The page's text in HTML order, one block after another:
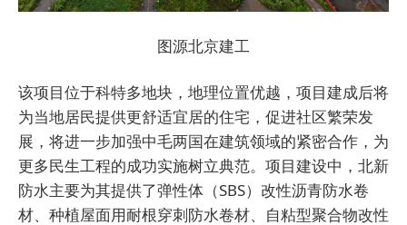
图源北京建工
该项目位于科特多地块，地理位置优越，项目建成后将
为当地居民提供更舒适宜居的住宅，促进社区繁荣发
展，将进一步加强中毛两国在建筑领域的紧密合作，为
更多民生工程的成功实施树立典范。项目建设中，北新
防水主要为其提供了弹性体（SBS）改性沥青防水卷
材、种植屋面用耐根穿刺防水卷材、自粘型聚合物改性